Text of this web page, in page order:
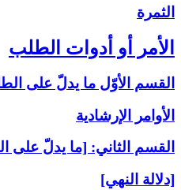
الثمرة
الأمر أو أدوات الطلب‏
القسم الأوّل ما يدلّ على
الأوامر الإرشادية
القسم الثاني: [ما يدلّ على
[دلالة النهي]